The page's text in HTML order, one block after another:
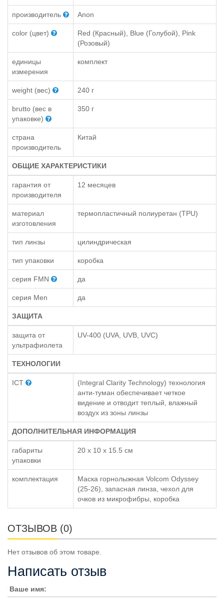
производитель Anon
color (цвет)
Red (Красный), Blue (Голубой), Pink
(Розовый)
единицы
измерения
комплект
weight (вес) 240 г
brutto (вес в
упаковке)
350 г
страна
производитель
Китай
ОБЩИЕ ХАРАКТЕРИСТИКИ
гарантия от
производителя
12 месяцев
материал
изготовления
термопластичный полиуретан (TPU)
тип линзы цилиндрическая
тип упаковки коробка
серия FMN да
серия Men да
ЗАЩИТА
защита от
ультрафиолета
UV-400 (UVA, UVB, UVC)
ТЕХНОЛОГИИ
ICT
(Integral Clarity Technology) технология
анти-туман обеспечивает четкое
видение и отводит теплый, влажный
воздух из зоны линзы
ДОПОЛНИТЕЛЬНАЯ ИНФОРМАЦИЯ
габариты
упаковки
20 x 10 x 15.5 см
комплектация
Маска горнолыжная Volcom Odyssey
(25-26), запасная линза, чехол для
очков из микрофибры, коробка
ОТЗЫВОВ (0)
Нет отзывов об этом товаре.
Написать отзыв
Ваше имя: